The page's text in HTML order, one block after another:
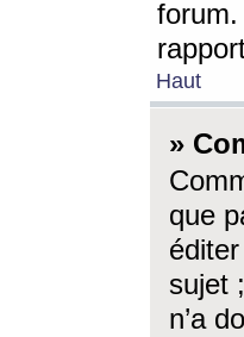
forum.
Haut
»
que
sujet
n’a